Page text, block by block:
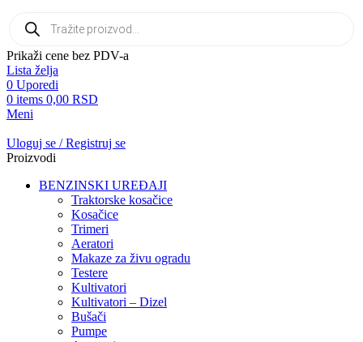
search
Prikaži cene bez PDV-a
Lista želja
0 Uporedi
0 items 0,00 RSD
Meni
Uloguj se / Registruj se
Proizvodi
BENZINSKI UREĐAJI
Traktorske kosačice
Kosačice
Trimeri
Aeratori
Makaze za živu ogradu
Testere
Kultivatori
Kultivatori – Dizel
Bušači
Pumpe